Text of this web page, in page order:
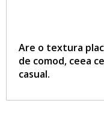
Are o textura
de comod, ceea
casual.